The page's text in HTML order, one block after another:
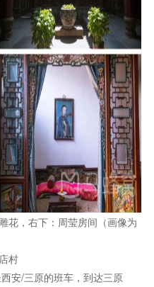
花，右下：周莹房间（画像为
村
安/三原的班车，到达三原